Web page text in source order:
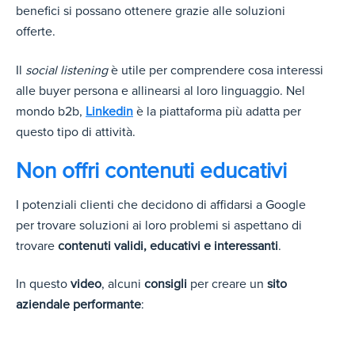
benefici si possano ottenere grazie alle soluzioni
offerte.
Il social listeningè utile per comprendere cosa interessi
alle buyer persona e allinearsi al loro linguaggio. Nel
mondo b2b, Linkedin è la piattaforma più adatta per
questo tipo di attività.
Non offri contenuti educativi
I potenziali clienti che decidono di affidarsi a Google
per trovare soluzioni ai loro problemi si aspettano di
trovare contenuti validi, educativi e interessanti.
In questo video, alcuni consigli per creare un sito
aziendale performante: